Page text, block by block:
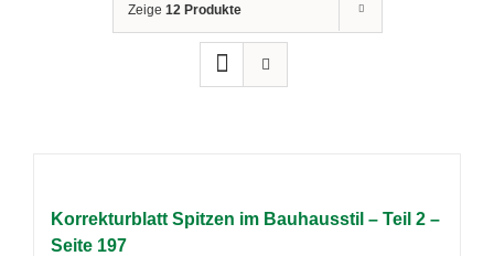
Zeige 12 Produkte
Korrekturblatt Spitzen im Bauhausstil – Teil 2 –
Seite 197